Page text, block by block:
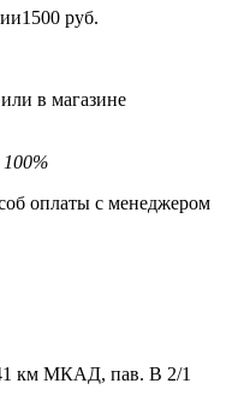
руб.
в магазине
оплаты с менеджером
км МКАД, пав. В 2/1